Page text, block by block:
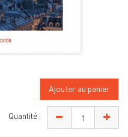
Ajouter au panier
Quantité :